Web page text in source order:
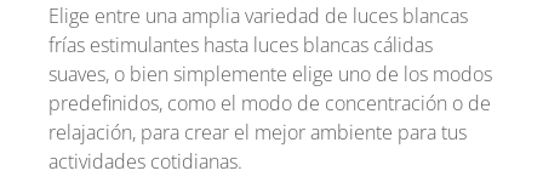
Elige entre una amplia variedad de luces blancas
frías estimulantes hasta luces blancas cálidas
suaves, o bien simplemente elige uno de los modos
predefinidos, como el modo de concentración o de
relajación, para crear el mejor ambiente para tus
actividades cotidianas.